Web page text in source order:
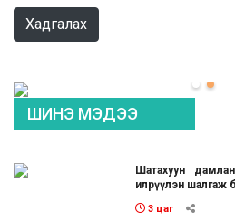
Хадгалах
ШИНЭ МЭДЭЭ
Шатахуун
илрүүлэн шалгаж
3 цаг